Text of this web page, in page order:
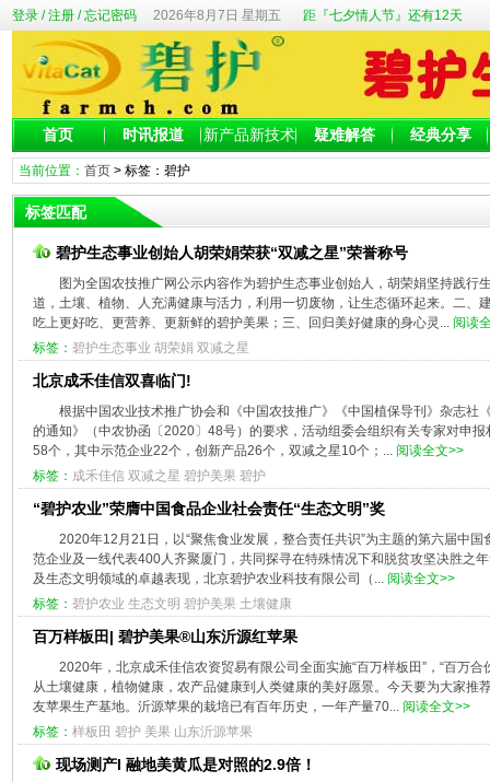
登录/注册/忘记密码 2026年8月7日 星期五 距『七夕情人节』还有12天
首页 时讯报道 新产品新技术 疑难解答 经典分享
当前位置： 首页> 标签：碧护
标签匹配
碧护生态事业创始人胡荣娟荣获“双减之星”荣誉称号
图为全国农技推广网公示内容作为碧护生态事业创始人，胡荣娟坚持践行
道，土壤、植物、人充满健康与活力，利用一切废物，让生态循环起来。二、
吃上更好吃、更营养、更新鲜的碧护美果；三、回归美好健康的身心灵... 阅读
标签： 碧护生态事业 胡荣娟 双减之星
北京成禾佳信双喜临门!
根据中国农业技术推广协会和《中国农技推广》《中国植保导刊》杂志社
的通知》（中农协函〔2020〕48号）的要求，活动组委会组织有关专家对申
58个，其中示范企业22个，创新产品26个，双减之星10个；... 阅读全文>>
标签： 成禾佳信 双减之星 碧护美果 碧护
“碧护农业”荣膺中国食品企业社会责任“生态文明”奖
2020年12月21日，以“聚焦食业发展，整合责任共识”为主题的第六届中
范企业及一线代表400人齐聚厦门，共同探寻在特殊情况下和脱贫攻坚决胜之
及生态文明领域的卓越表现，北京碧护农业科技有限公司（... 阅读全文>>
标签： 碧护农业 生态文明 碧护美果 土壤健康
百万样板田| 碧护美果®山东沂源红苹果
2020年，北京成禾佳信农资贸易有限公司全面实施“百万样板田”，“百万
从土壤健康，植物健康，农产品健康到人类健康的美好愿景。今天要为大家推
友苹果生产基地。沂源苹果的栽培已有百年历史，一年产量70... 阅读全文>>
标签： 样板田 碧护 美果 山东沂源苹果
现场测产I 融地美黄瓜是对照的2.9倍！